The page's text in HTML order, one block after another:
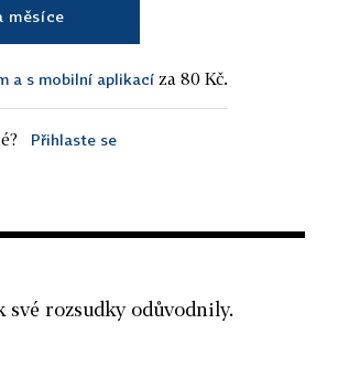
měsíce
a s mobilní aplikací za 80 Kč.
Přihlaste se
své rozsudky odůvodnily.